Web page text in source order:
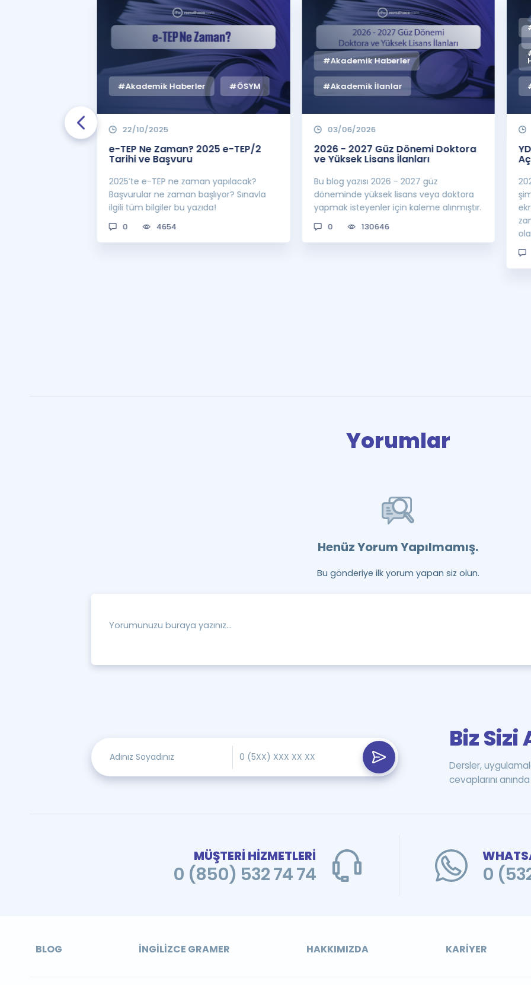
#Akademik Haberler #ÖSYM
22/10/2025
e-TEP Ne Zaman? 2025 e-TEP/2
Tarihi ve Başvuru
2025’te e-TEP ne zaman yapılacak?
Başvurular ne zaman başlıyor? Sınavla
ilgili tüm bilgiler bu yazıda!
0 4654
#Akademik Haberler
#Akademik İlanlar
03/06/2026
2026 - 2027 Güz Dönemi Doktora
ve Yüksek Lisans İlanları
Bu blog yazısı 2026 - 2027 güz
döneminde yüksek lisans veya doktora
yapmak isteyenler için kaleme alınmıştır.
0 130646
Yorumlar
Henüz Yorum Yapılmamış.
Bu gönderiye ilk yorum yapan siz olun.
Biz Sizi
Dersler,
cevaplarını anında
MÜŞTERİ HİZMETLERİ
0 (850) 532 74 74 0
BLOG İNGILIZCE GRAMER HAKKIMIZDA KARIYER